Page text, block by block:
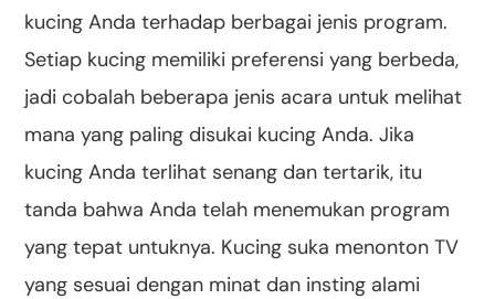
kucing Anda terhadap berbagai jenis program.
Setiap kucing memiliki preferensi yang berbeda,
jadi cobalah beberapa jenis acara untuk melihat
mana yang paling disukai kucing Anda. Jika
kucing Anda terlihat senang dan tertarik, itu
tanda bahwa Anda telah menemukan program
yang tepat untuknya. Kucing suka menonton TV
yang sesuai dengan minat dan insting alami